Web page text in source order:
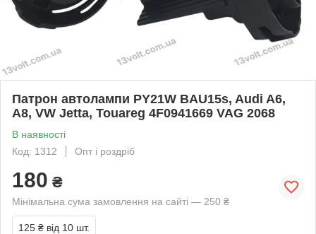
Патрон автолампи PY21W BAU15s, Audi A6,
A8, VW Jetta, Touareg 4F0941669 VAG 2068
В наявності
Код: 1312
Опт і роздріб
180 ₴
Мінімальна сума замовлення на сайті — 250 ₴
125 ₴ від 10 шт.